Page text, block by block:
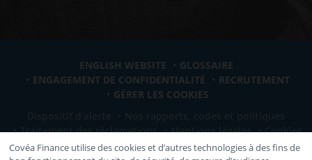
Covéa Finance utilise des cookies et d’autres technologies à des fins de
ENGLISH WEBSITE
GLOSSAIRE
ENGAGEMENT DE CONFIDENTIALITÉ
RECRUTEMENT
GÉRER LES COOKIES
Traitement des réclamations
Mentions légales Cookies